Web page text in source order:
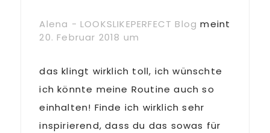
Alena - LOOKSLIKEPERFECT Blog meint
20. Februar 2018 um
das klingt wirklich toll, ich wünschte
ich könnte meine Routine auch so
einhalten! Finde ich wirklich sehr
inspirierend, dass du das sowas für